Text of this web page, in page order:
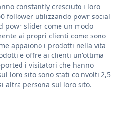
constantly cresciuto i loro
follower utilizzando powr social
powr slider come un modo
ai propri clienti come sono
appaiono i prodotti nella vita
e offre ai clienti un'ottima
i visitatori che hanno
loro sito sono stati coinvolti 2,5
altra persona sul loro sito.